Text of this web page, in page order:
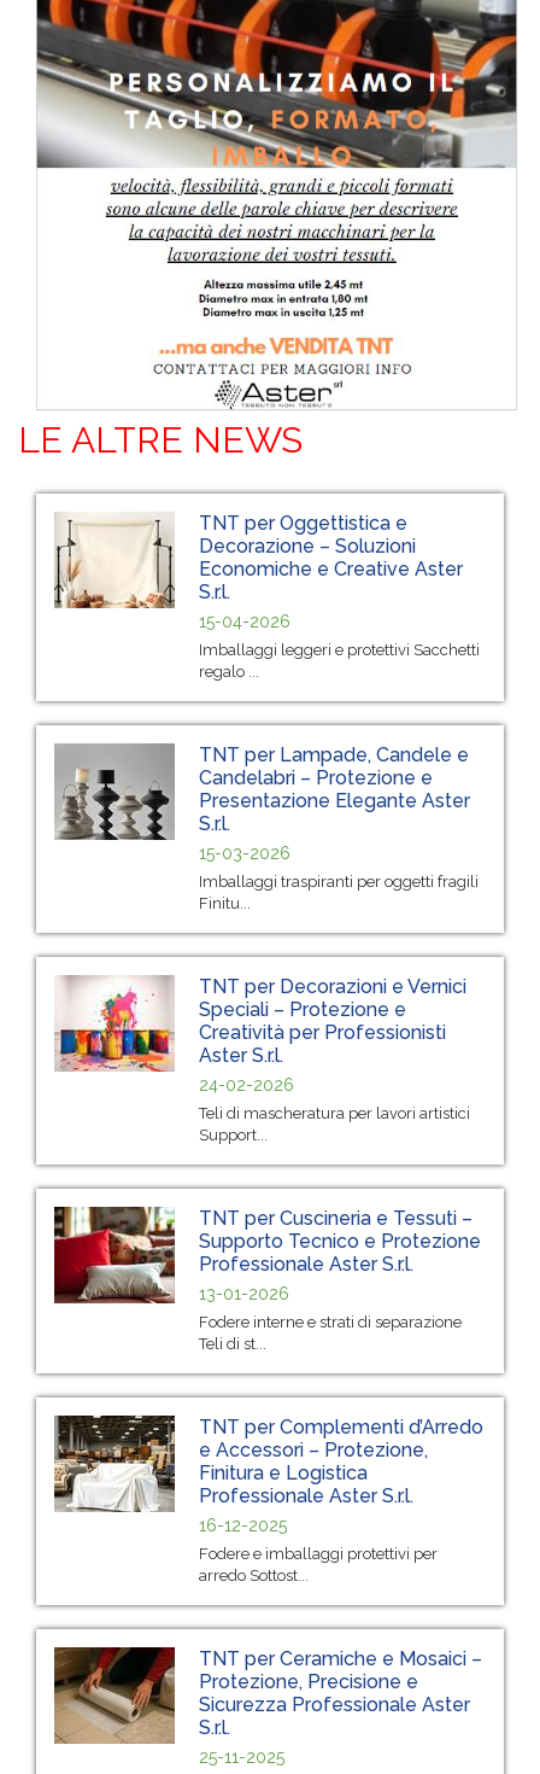
LE ALTRE NEWS
TNT per Oggettistica e
Decorazione – Soluzioni
Economiche e Creative Aster
S.r.l.
15-04-2026
Imballaggi leggeri e protettivi Sacchetti
regalo ...
TNT per Lampade, Candele e
Candelabri – Protezione e
Presentazione Elegante Aster
S.r.l.
15-03-2026
Imballaggi traspiranti per oggetti fragili
Finitu...
TNT per Decorazioni e Vernici
Speciali – Protezione e
Creatività per Professionisti
Aster S.r.l.
24-02-2026
Teli di mascheratura per lavori artistici
Support...
TNT per Cuscineria e Tessuti –
Supporto Tecnico e Protezione
Professionale Aster S.r.l.
13-01-2026
Fodere interne e strati di separazione
Teli di st...
TNT per Complementi d’Arredo
e Accessori – Protezione,
Finitura e Logistica
Professionale Aster S.r.l.
16-12-2025
Fodere e imballaggi protettivi per
arredo Sottost...
TNT per Ceramiche e Mosaici –
Protezione, Precisione e
Sicurezza Professionale Aster
S.r.l.
25-11-2025